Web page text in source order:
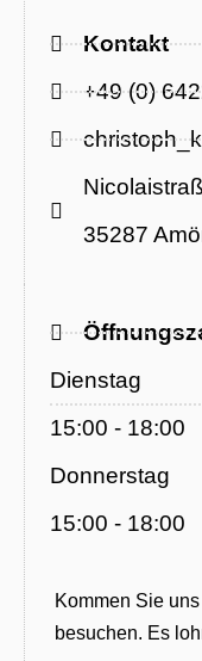
Kontakt
+49 (0)
35287
Dienstag
15:00 - 18:00
Donnerstag
15:00 - 18:00
Kommen Sie
besuchen. Es